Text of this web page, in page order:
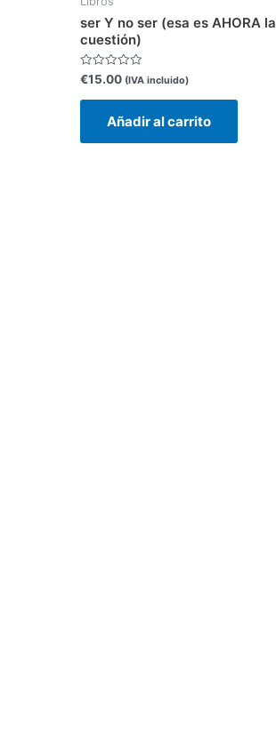
ser Y no ser (esa es AHORA la
cuestión)
Valorado
con
0
€15.00 (IVA incluido)
Añadir al carrito